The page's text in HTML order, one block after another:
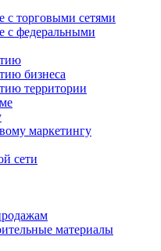
с торговыми сетями
с федеральными
бизнеса
территории
маркетингу
сети
материалы